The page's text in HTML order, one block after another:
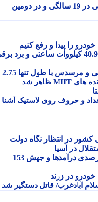
عکس| سفر به گذشته؛ آفرین عبیسی در 19 سالگی و در دومین
را پیدا و رفع کنیم
نیسان NX7 پلاگین هیبرید با باتری 40.95 کیلووات ساعتی و برد برقی
Smart #2؛ میکرو-برقی دو نفره جیلی و مرسدس با طول تنها 2.75
و حروف روی لاستیک آشنا
در آسیا
دو روی سیاست مالیاتی؛ رشد 46 درصدی درآمدها و جهش 153
آبادغرب/ قاتل دستگیر شد